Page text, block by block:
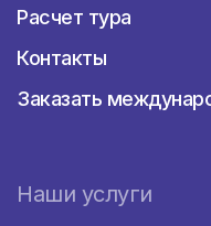
Расчет тура
Контакты
Заказать
Наши услуги